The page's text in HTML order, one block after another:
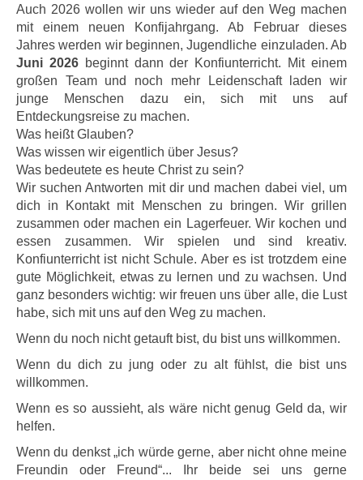
Auch 2026 wollen wir uns wieder auf den Weg machen
mit einem neuen Konfijahrgang. Ab Februar dieses
Jahres werden wir beginnen, Jugendliche einzuladen. Ab
Juni 2026beginnt dann der Konfiunterricht. Mit einem
großen Team und noch mehr Leidenschaft laden wir
junge Menschen dazu ein, sich mit uns auf
Entdeckungsreise zu machen.
Was heißt Glauben?
Was wissen wir eigentlich über Jesus?
Was bedeutete es heute Christ zu sein?
Wir suchen Antworten mit dir und machen dabei viel, um
dich in Kontakt mit Menschen zu bringen. Wir grillen
zusammen oder machen ein Lagerfeuer. Wir kochen und
essen zusammen. Wir spielen und sind kreativ.
Konfiunterricht ist nicht Schule. Aber es ist trotzdem eine
gute Möglichkeit, etwas zu lernen und zu wachsen. Und
ganz besonders wichtig: wir freuen uns über alle, die Lust
habe, sich mit uns auf den Weg zu machen.
Wenn du noch nicht getauft bist, du bist uns willkommen.
Wenn du dich zu jung oder zu alt fühlst, die bist uns
willkommen.
Wenn es so aussieht, als wäre nicht genug Geld da, wir
helfen.
Wenn du denkst „ich würde gerne, aber nicht ohne meine
Freundin oder Freund“... Ihr beide sei uns gerne